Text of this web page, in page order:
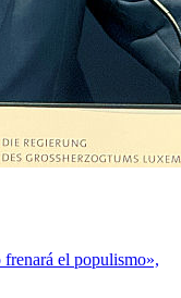
el populismo»,